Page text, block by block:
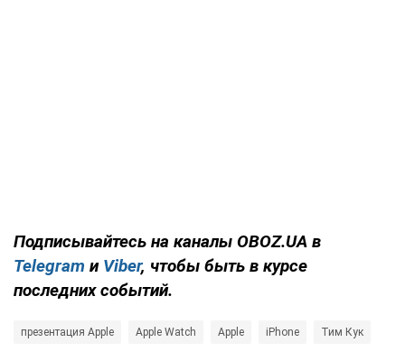
Подписывайтесь на каналы OBOZ.UA в
Telegram и Viber, чтобы быть в курсе
последних событий.
презентация Apple Apple Watch Apple iPhone Тим Кук